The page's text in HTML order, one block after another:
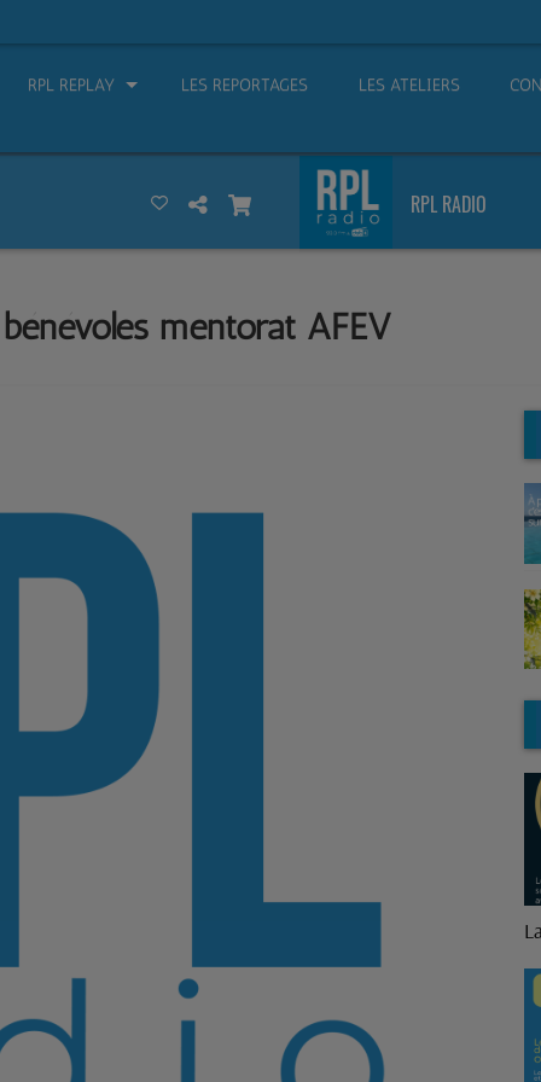
RPL REPLAY LES REPORTAGES LES ATELIERS
RPL RADIO
mentorat AFEV